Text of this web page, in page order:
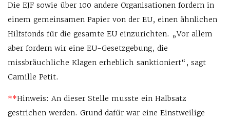
Die EJF sowie über 100 andere Organisationen fordern in
einem gemeinsamen Papier von der EU, einen ähnlichen
Hilfsfonds für die gesamte EU einzurichten. „Vor allem
aber fordern wir eine EU-Gesetzgebung, die
missbräuchliche Klagen erheblich sanktioniert“, sagt
Camille Petit.
**Hinweis: An dieser Stelle musste ein Halbsatz
gestrichen werden. Grund dafür war eine Einstweilige